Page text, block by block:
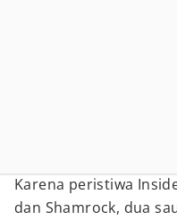
Karena peristiwa
dan Shamrock, dua